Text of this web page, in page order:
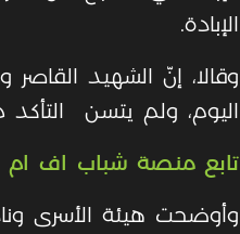
الإبادة.
اليوم، ولم يتسن
تابع منصة شباب اف ام